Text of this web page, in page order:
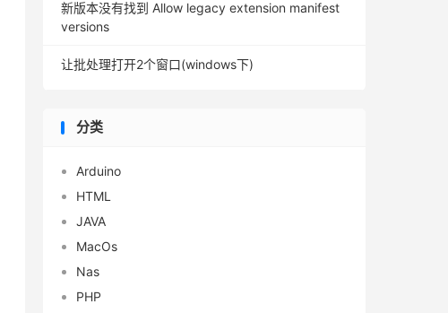
新版本没有找到 Allow legacy extension manifest
versions
让批处理打开2个窗口(windows下)
分类
Arduino
HTML
JAVA
MacOs
Nas
PHP